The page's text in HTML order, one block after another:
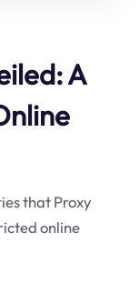
A
that Proxy
online